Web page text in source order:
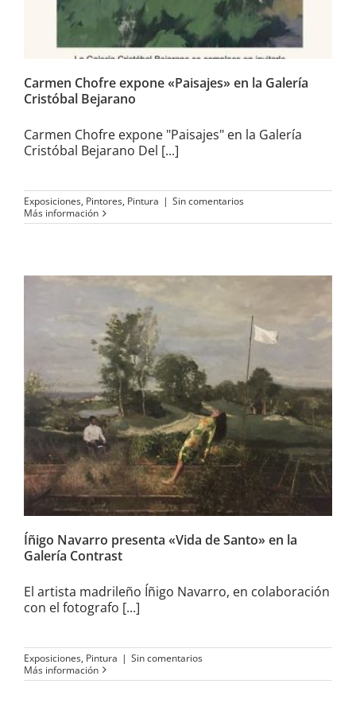
Carmen Chofre expone «Paisajes» en la Galería
Cristóbal Bejarano
Carmen Chofre expone "Paisajes" en la Galería
Cristóbal Bejarano Del [...]
Exposiciones, Pintores, Pintura | Sin comentarios
Más información
Íñigo Navarro presenta «Vida
de Santo» en la Galería
Contrast
Íñigo Navarro presenta «Vida de Santo» en la
Galería Contrast
El artista madrileño Íñigo Navarro, en colaboración
con el fotografo [...]
Exposiciones, Pintura | Sin comentarios
Más información